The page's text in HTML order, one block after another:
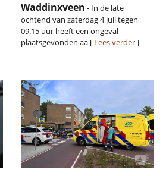
Waddinxveen - In de late
ochtend van zaterdag 4 juli tegen
09.15 uur heeft een ongeval
plaatsgevonden aa [ Lees verder]